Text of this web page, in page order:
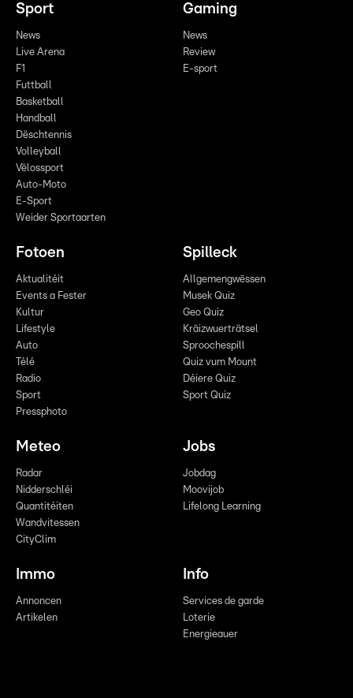
Sport
News
Live Arena
F1
Futtball
Basketball
Handball
Dëschtennis
Volleyball
Vëlossport
Auto-Moto
E-Sport
Weider Sportaarten
Gaming
News
Review
E-sport
Fotoen
Aktualitéit
Events a Fester
Kultur
Lifestyle
Auto
Télé
Radio
Sport
Pressphoto
Spilleck
Allgemengwëssen
Musek Quiz
Geo Quiz
Kräizwuerträtsel
Sproochespill
Quiz vum Mount
Déiere Quiz
Sport Quiz
Meteo
Radar
Nidderschléi
Quantitéiten
Wandvitessen
CityClim
Jobs
Jobdag
Moovijob
Lifelong Learning
Immo
Annoncen
Artikelen
Info
Services de garde
Loterie
Energieauer